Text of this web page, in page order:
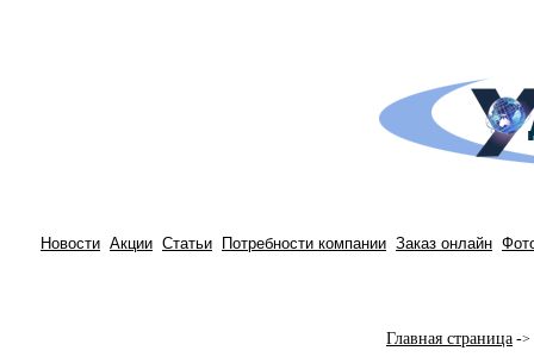
Новости Акции Статьи Потребности компании Заказ онлайн
Главная страница ->